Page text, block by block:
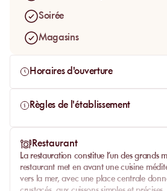
Soirée
Magasins
Horaires d'ouverture
Règles de l'établissement
Restaurant
La restauration constitue l’un des grands
restaurant met en avant une cuisine
vers la mer, avec une place centrale